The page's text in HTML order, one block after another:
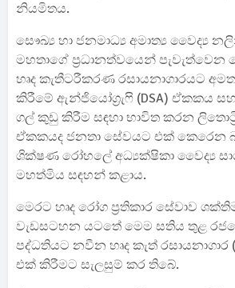
නියමිතය.
සෞඛ්‍ය හා ජනමාධ්‍ය අමාත්‍ය වෛද්‍ය
මහතාගේ ප්‍රධානත්වයෙන් පැවැත්වෙන
හෘද කැතීටරීකරණ රසායනාගාරයට
කිරීමේ ඇන්ජියෝග්‍රැෆි (DSA) ඒකකය සහ
ගල් කුඩු කිරීම සඳහා භාවිත කරන
ඒකකයද ජනතා සේවයට එක්
ශික්ෂණ රෝහලේ අධ්‍යක්ෂිකා වෛද්‍ය
මහත්මිය සඳහන් කළාය.
මෙරට හෘද රෝග ප්‍රතිකාර සේවාව
වැඩසටහන යටතේ මෙම සතිය තුළ
පද්ධතියට නවීන හෘද කැත් රසායනාගාර
එක් කිරීමට සැලසුම් කර තිබේ.